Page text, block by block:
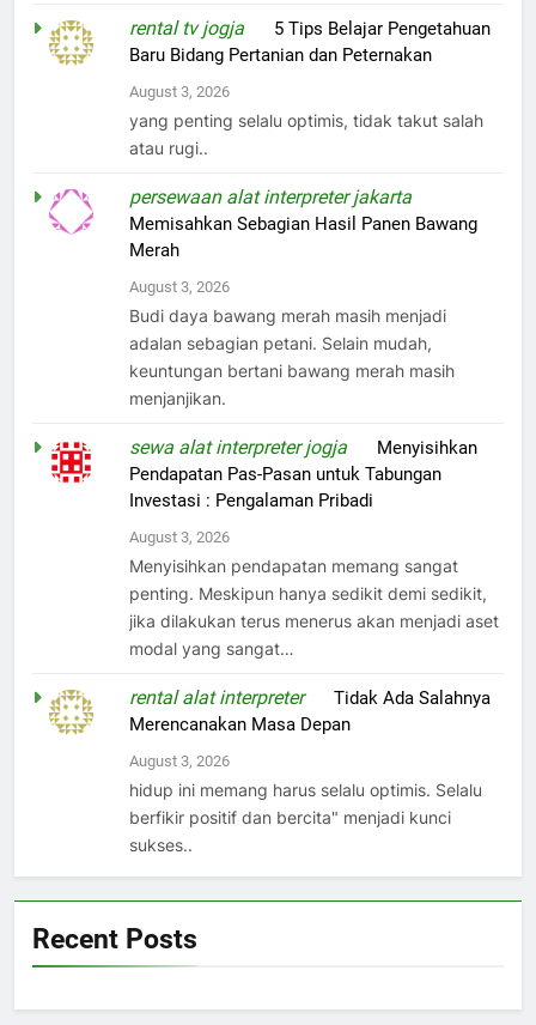
rental tv jogja
5 Tips Belajar Pengetahuan
Baru Bidang Pertanian dan Peternakan
August 3, 2026
yang penting selalu optimis, tidak takut salah
atau rugi..
persewaan alat interpreter jakarta
Memisahkan Sebagian Hasil Panen Bawang
Merah
August 3, 2026
Budi daya bawang merah masih menjadi
adalan sebagian petani. Selain mudah,
keuntungan bertani bawang merah masih
menjanjikan.
sewa alat interpreter jogja
Menyisihkan
Pendapatan Pas-Pasan untuk Tabungan
Investasi : Pengalaman Pribadi
August 3, 2026
Menyisihkan pendapatan memang sangat
penting. Meskipun hanya sedikit demi sedikit,
jika dilakukan terus menerus akan menjadi aset
modal yang sangat…
rental alat interpreteronTidak Ada Salahnya
Merencanakan Masa Depan
August 3, 2026
hidup ini memang harus selalu optimis. Selalu
berfikir positif dan bercita" menjadi kunci
sukses..
Recent Posts